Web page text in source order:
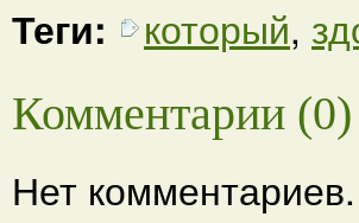
Теги: который,
Комментарии (0)
Нет